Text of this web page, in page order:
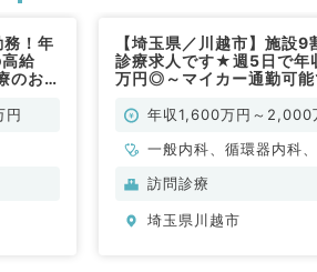
！年
給
のお
円
【埼玉県／川越市】施設9
診療求人です★週5日で
万円◎～マイカー通勤可能
年収1,600万円～2,000
一般内科、循環器内科
科、外科系全般、一般外
訪問診療
埼玉県川越市